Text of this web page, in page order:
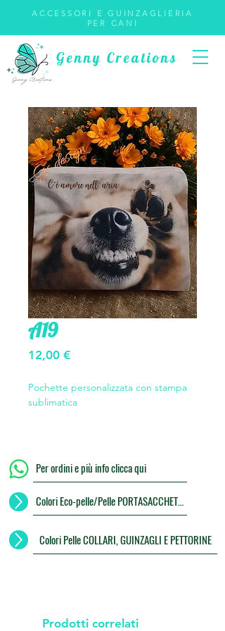
Genny Creations
ACCESSORI E GUINZAGLIERIA
PER CANI
A19
12,00 €Prezzo
Pochette personalizzata con stampa
sublimatica
Per ordini e più info clicca qui
Colori Eco-pelle/Pelle PORTASACCHETTI
Colori Pelle COLLARI, GUINZAGLI E PETTORINE
Prodotti correlati